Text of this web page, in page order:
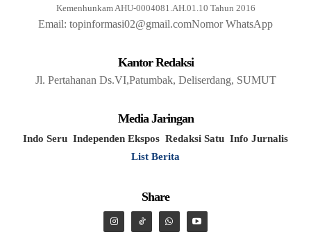
Kemenhunkam AHU-0004081.AH.01.10 Tahun 2016
Email: topinformasi02@gmail.comNomor WhatsApp
Kantor Redaksi
Jl. Pertahanan Ds.VI,Patumbak, Deliserdang, SUMUT
Media Jaringan
Indo Seru Independen Ekspos Redaksi Satu Info Jurnalis
List Berita
Share